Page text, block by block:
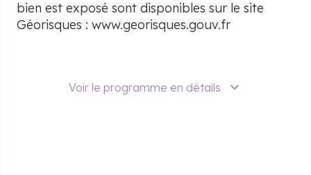
bien est exposé sont disponibles sur le site
Géorisques : www.georisques.gouv.fr
Voir le programme en détails